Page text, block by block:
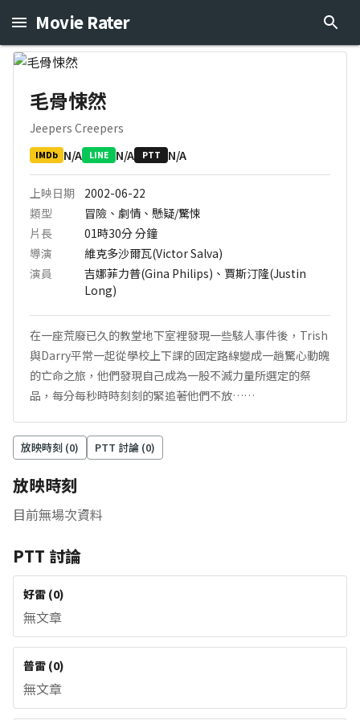
Movie Rater
毛骨悚然
Jeepers Creepers
IMDb N/A LINE N/A PTT N/A
上映日期
2002-06-22
類型
冒險、劇情、懸疑/驚悚
片長
01時30分分鐘
導演
維克多沙爾瓦(Victor Salva)
演員
吉娜菲力普(Gina Philips)、賈斯汀隆(Justin
Long)
在一座荒廢已久的教堂地下室裡發現一些駭人事件後，Trish
與Darry平常一起從學校上下課的固定路線變成一趟驚心動魄
的亡命之旅，他們發現自己成為一股不滅力量所選定的祭
品，每分每秒時時刻刻的緊追著他們不放……
放映時刻 (0) PTT 討論 (0)
放映時刻
目前無場次資料
PTT 討論
好雷 (0)
無文章
普雷 (0)
無文章